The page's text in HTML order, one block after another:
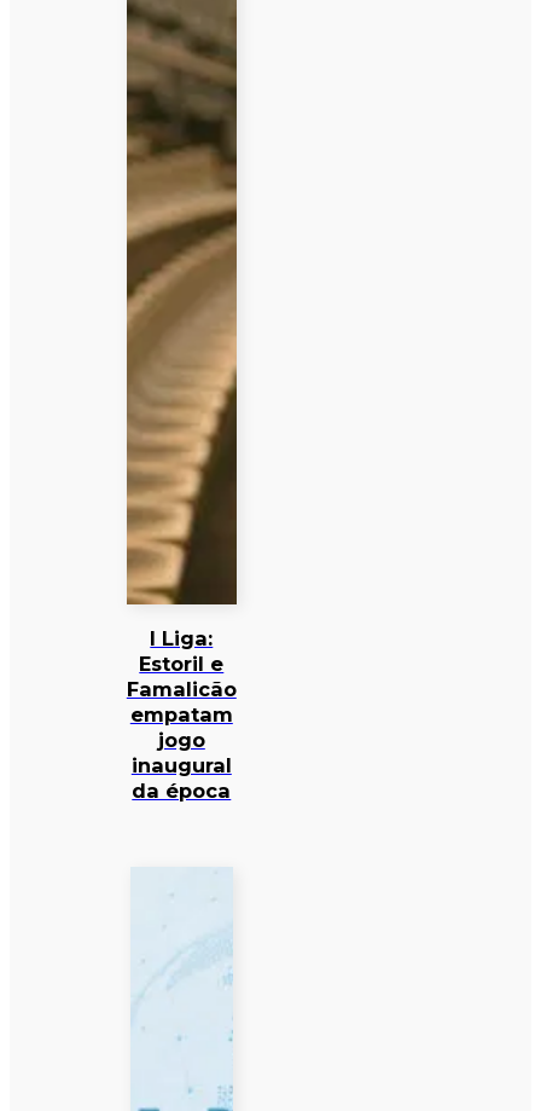
I Liga:
Estoril e
Famalicão
empatam
jogo
inaugural
da época